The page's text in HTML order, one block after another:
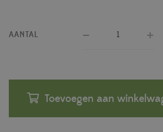
AANTAL
Toevoegen aan